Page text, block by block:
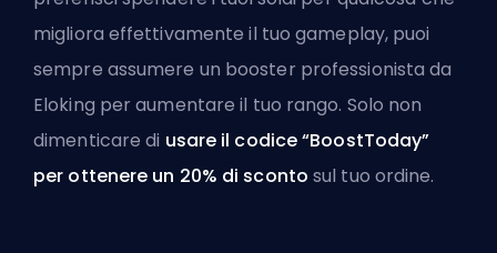
migliora effettivamente il tuo gameplay, puoi
sempre assumere un booster professionista da
Eloking per aumentare il tuo rango. Solo non
dimenticare di usare il codice “BoostToday”
per ottenere un 20% di sconto sul tuo ordine.